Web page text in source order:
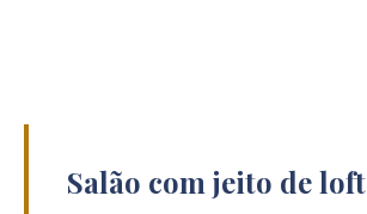
Salão com jeito de loft